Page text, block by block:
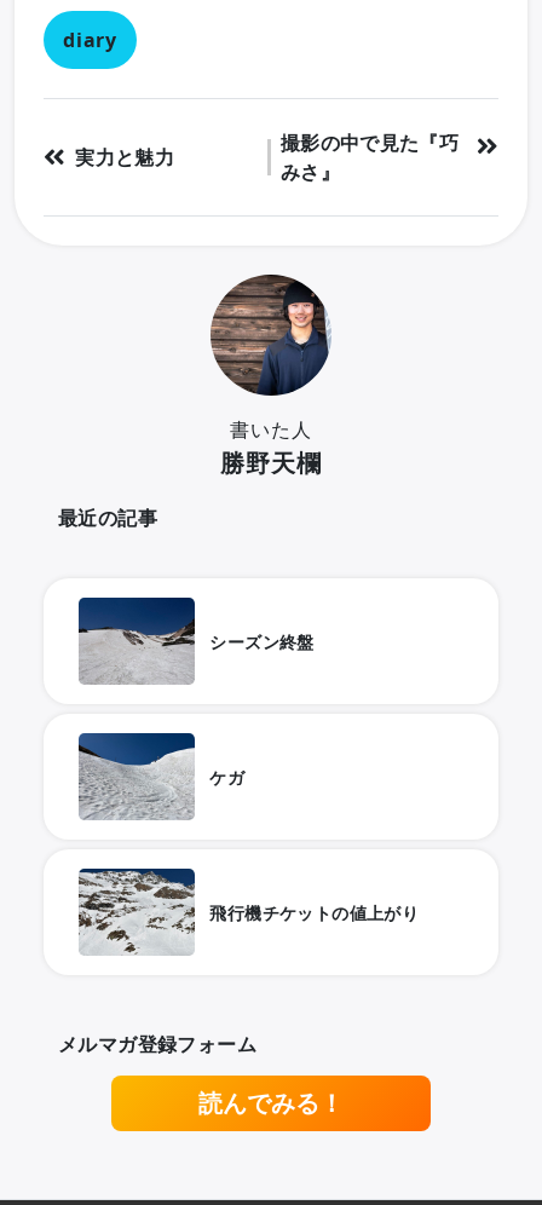
diary
実力と魅力
撮影の中で見た『巧
みさ』
書いた人
勝野天欄
最近の記事
シーズン終盤
ケガ
飛行機チケットの値上がり
メルマガ登録フォーム
読んでみる！